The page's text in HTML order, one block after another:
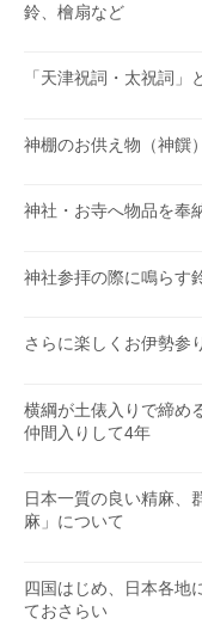
鈴、檜扇など
「天津祝詞・太祝詞」
神棚のお供え物（神饌
神社・お寺へ物品を奉
神社参拝の際に鳴らす
さらに楽しくお伊勢参
横綱が土俵入りで締め
仲間入りして4年
日本一質の良い精麻、
麻」について
四国はじめ、日本各地
ておさらい